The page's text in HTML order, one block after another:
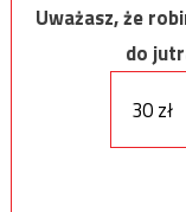
Uważasz, że
do
30 zł